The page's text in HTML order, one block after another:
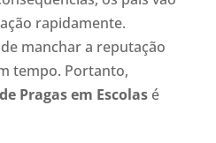
rapidamente.
manchar a reputação
tempo. Portanto,
Pragas em Escolasé